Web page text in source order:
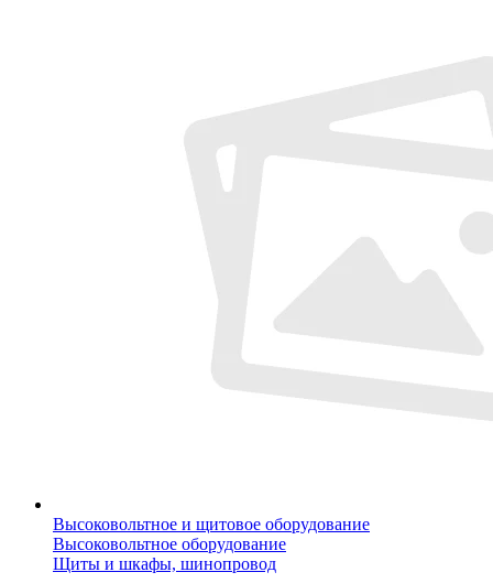
Высоковольтное и щитовое оборудование
Высоковольтное оборудование
Щиты и шкафы, шинопровод